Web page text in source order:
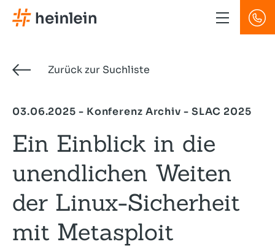
Direkt
zum
Zurück zur Suchliste
03.06.2025 - Konferenz Archiv - SLAC 2025
Ein Einblick in die
unendlichen Weiten
der Linux-Sicherheit
mit Metasploit